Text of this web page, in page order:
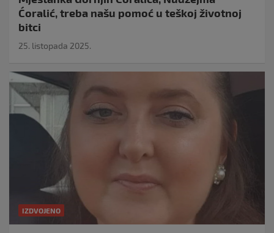
Ćoralić, treba našu pomoć u teškoj životnoj
bitci
25. listopada 2025.
IZDVOJENO